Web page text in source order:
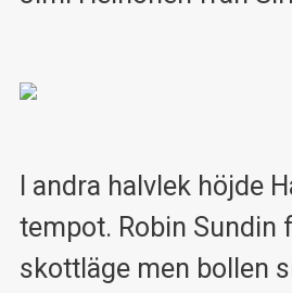
I andra halvlek höjde
tempot. Robin Sundin
skottläge men bollen